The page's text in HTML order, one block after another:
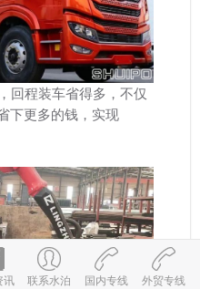
回程装车省得多，不仅
下更多的钱，实现
号
讯 联系水泊 国内专线 外贸专线